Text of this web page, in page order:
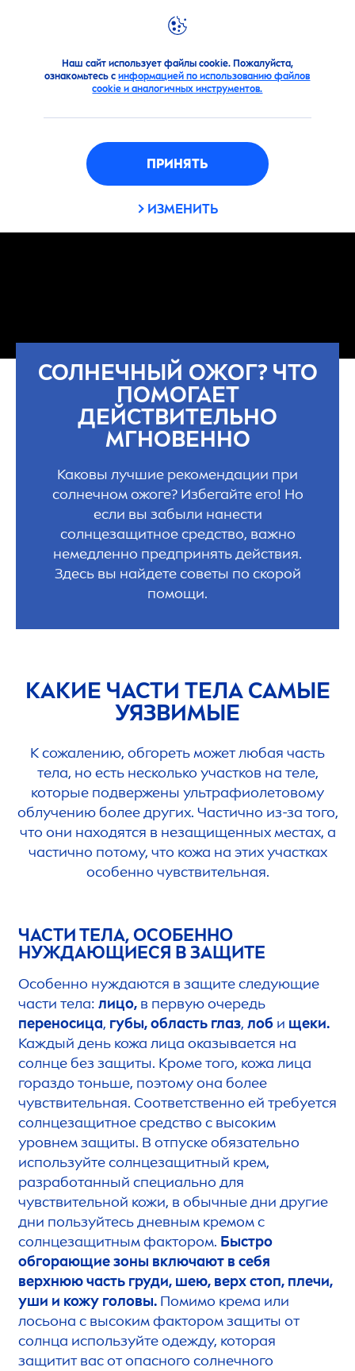
Наш сайт использует файлы cookie. Пожалуйста,
ознакомьтесь синформацией по использованию файлов
cookie и аналогичных инструментов.
ПРИНЯТЬ
ИЗМЕНИТЬ
Рекомендации Защита от солнца Солнечный ожог?
СОЛНЕЧНЫЙ ОЖОГ? ЧТО
ПОМОГАЕТ
ДЕЙСТВИТЕЛЬНО
МГНОВЕННО
Каковы лучшие рекомендации при
солнечном ожоге? Избегайте его! Но
если вы забыли нанести
солнцезащитное средство, важно
немедленно предпринять действия.
Здесь вы найдете советы по скорой
помощи.
КАКИЕ ЧАСТИ ТЕЛА САМЫЕ
УЯЗВИМЫЕ
К сожалению, обгореть может любая часть
тела, но есть несколько участков на теле,
которые подвержены ультрафиолетовому
облучению более других. Частично из-за того,
что они находятся в незащищенных местах, а
частично потому, что кожа на этих участках
особенно чувствительная.
ЧАСТИ ТЕЛА, ОСОБЕННО
НУЖДАЮЩИЕСЯ В ЗАЩИТЕ
Особенно нуждаются в защите следующие
части тела: лицо, в первую очередь
переносица, губы, область глаз, лоб и щеки.
Каждый день кожа лица оказывается на
солнце без защиты. Кроме того, кожа лица
гораздо тоньше, поэтому она более
чувствительная. Соответственно ей требуется
солнцезащитное средство с высоким
уровнем защиты. В отпуске обязательно
используйте солнцезащитный крем,
разработанный специально для
чувствительной кожи, в обычные дни другие
дни пользуйтесь дневным кремом с
солнцезащитным фактором. Быстро
обгорающие зоны включают в себя
верхнюю часть груди, шею, верх стоп, плечи,
уши и кожу головы. Помимо крема или
лосьона с высоким фактором защиты от
солнца используйте одежду, которая
защитит вас от опасного солнечного